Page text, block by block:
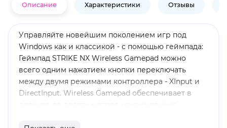
Описание Характеристики Отзывы
Управляйте новейшим поколением игр под
Windows как и классикой - с помощью геймпада:
Геймпад STRIKE NX Wireless Gamepad можно
всего одним нажатием кнопки переключать
между двумя режимами контроллера - XInput и
DirectInput. Wireless Gamepad обеспечивает в